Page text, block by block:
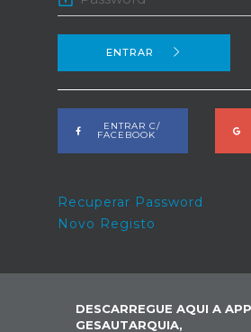
ENTRAR
ENTRAR C/
FACEBOOK
Recuperar Password
Novo Registo
DESCARREGUE AQUI A APP
GESAUTARQUIA,